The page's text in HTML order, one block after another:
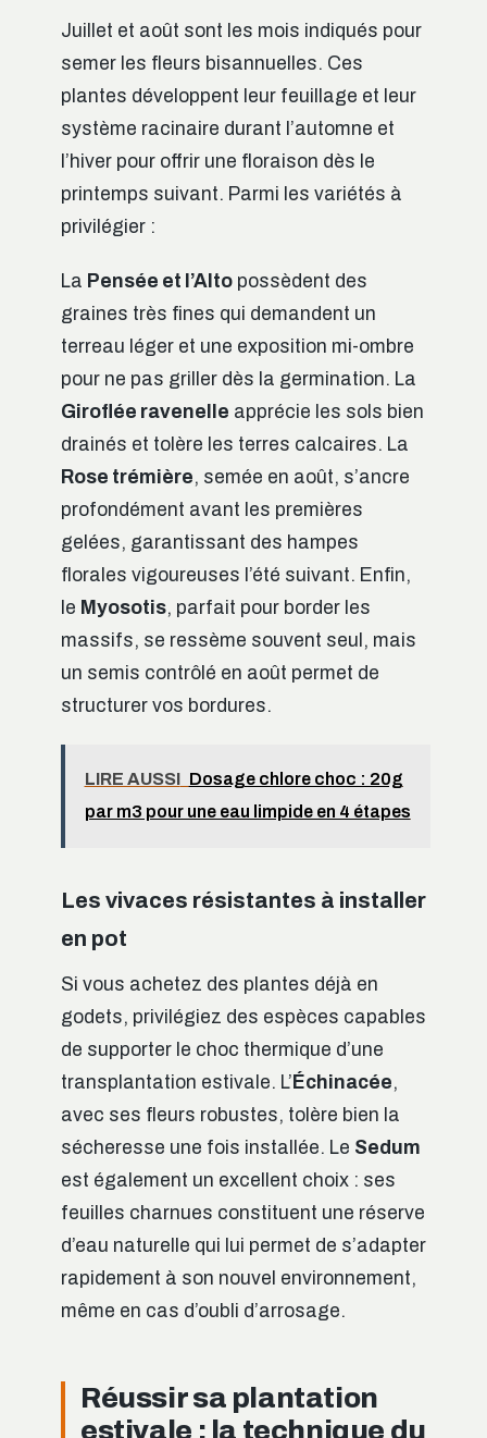
Juillet et août sont les mois indiqués pour
semer les fleurs bisannuelles. Ces
plantes développent leur feuillage et leur
système racinaire durant l’automne et
l’hiver pour offrir une floraison dès le
printemps suivant. Parmi les variétés à
privilégier :
La Pensée et l’Alto possèdent des
graines très fines qui demandent un
terreau léger et une exposition mi-ombre
pour ne pas griller dès la germination. La
Giroflée ravenelle apprécie les sols bien
drainés et tolère les terres calcaires. La
Rose trémière, semée en août, s’ancre
profondément avant les premières
gelées, garantissant des hampes
florales vigoureuses l’été suivant. Enfin,
le Myosotis, parfait pour border les
massifs, se ressème souvent seul, mais
un semis contrôlé en août permet de
structurer vos bordures.
LIRE AUSSI
Dosage chlore choc : 20g
par m3 pour une eau limpide en 4 étapes
Les vivaces résistantes à installer
en pot
Si vous achetez des plantes déjà en
godets, privilégiez des espèces capables
de supporter le choc thermique d’une
transplantation estivale. L’ Échinacée,
avec ses fleurs robustes, tolère bien la
sécheresse une fois installée. Le Sedum
est également un excellent choix : ses
feuilles charnues constituent une réserve
d’eau naturelle qui lui permet de s’adapter
rapidement à son nouvel environnement,
même en cas d’oubli d’arrosage.
Réussir sa plantation
estivale : la technique du